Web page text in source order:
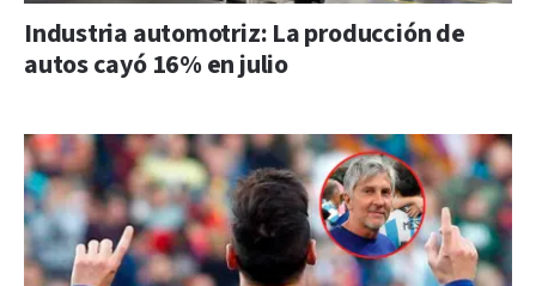
Industria automotriz: La producción de
autos cayó 16% en julio